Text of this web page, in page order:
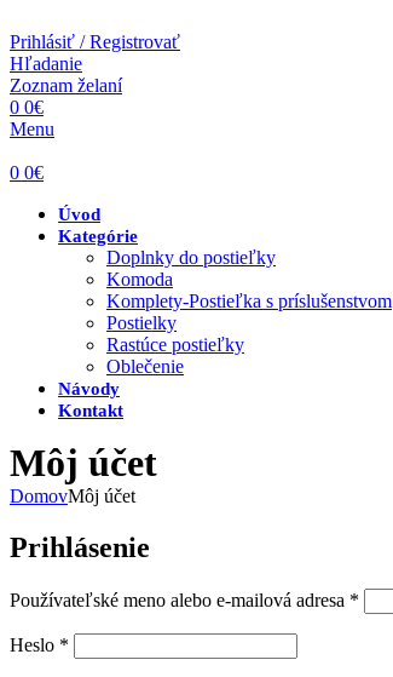
Prihlásiť / Registrovať
Hľadanie
Zoznam želaní
0 0€
Menu
0 0€
Úvod
Kategórie
Doplnky do postieľky
Komoda
Komplety-Postieľka s príslušenstvom
Postielky
Rastúce postieľky
Oblečenie
Návody
Kontakt
Môj účet
DomovMôj účet
Prihlásenie
Používateľské meno alebo e-mailová adresa *
Heslo *